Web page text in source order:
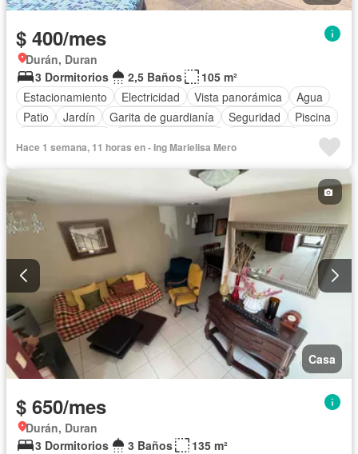
$ 400/mes
Durán, Duran
3 Dormitorios
2,5 Baños
105 m²
Estacionamiento
Electricidad Vista panorámica
Agua
Patio
Jardín Garita de guardianía Seguridad
Piscina
Hace 1 semana, 11 horas en - Ing Marielisa Mero
Casa
$ 650/mes
Durán, Duran
3 Dormitorios
3 Baños
135 m²